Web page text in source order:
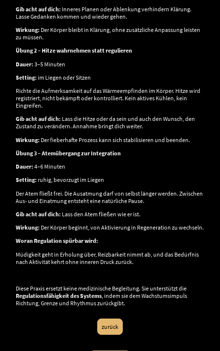
Gib acht auf dich: Inneres Planen oder Ablenkung verhindern Klärung.
Lasse Gedanken kommen und wieder gehen.
Wirkung: Der Körper bleibt in Klärung, ohne zusätzliche Anpassung leisten
zu müssen.
Übung 2 – Hitze wahrnehmen statt regulieren
Dauer: 3–5 Minuten
Setting: im Liegen oder Sitzen
Richte die Aufmerksamkeit auf das Wärmeempfinden im Körper. Hitze wird
registriert, nicht bekämpft oder kontrolliert. Kein aktives Kühlen, kein
Eingreifen.
Gib acht auf dich: Lass die Hitze oder da sein und auch den Wunsch, den
Zustand zu verändern. Annahme bringt dich weiter.
Wirkung: Der fieberhafte Prozess kann sich stabilisieren und beenden.
Übung 3 – Atemübergang zur Integration
Dauer: 4–6 Minuten
Setting: ruhig, bevorzugt im Liegen
Der Atem fließt frei. Die Ausatmung darf von selbst länger werden. Zwischen
Aus- und Einatmung entsteht eine natürliche Pause.
Gib acht auf dich: Lass den Atem fließen wie er ist.
Wirkung: Der Körper beginnt, von Aktivierung in Regeneration zu wechseln.
Woran Regulation spürbar wird:
Müdigkeit geht in Erholung über, Reizbarkeit nimmt ab, und das Bedürfnis
nach Aktivität kehrt ohne inneren Druck zurück.
Diese Praxis ersetzt keine medizinische Begleitung. Sie unterstützt die
Regulationsfähigkeit des Systems, indem sie dem Wachstumsimpuls
Richtung, Grenze und Rhythmus zurückgibt.
zurück